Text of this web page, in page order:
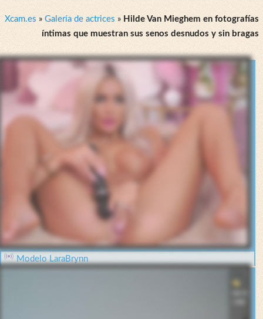
Xcam.es » Galería de actrices » Hilde Van Mieghem en fotografías
íntimas que muestran sus senos desnudos y sin bragas
Modelo LaraBrynn